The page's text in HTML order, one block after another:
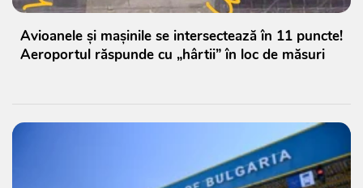
Avioanele și mașinile se intersectează în 11 puncte!
Aeroportul răspunde cu „hârtii” în loc de măsuri